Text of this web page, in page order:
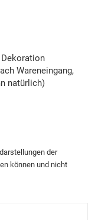
Wareneingang,
natürlich)
der
können und nicht